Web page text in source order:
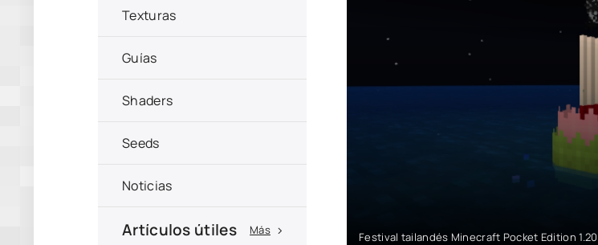
Festival tailandés Minecraft Pocket Edition 1.20
Texturas
Guías
Shaders
Seeds
Noticias
Artículos útiles Más